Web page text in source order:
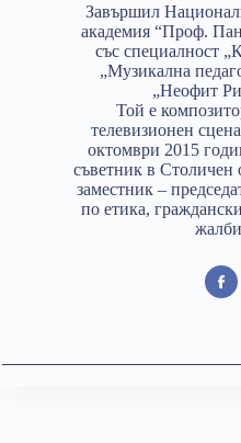
Завършил
академия “Проф.
със специалност
„Музикална
„Неофит
Той е
телевизионен
октомври 2015
съветник в Столичен
заместник –
по етика,